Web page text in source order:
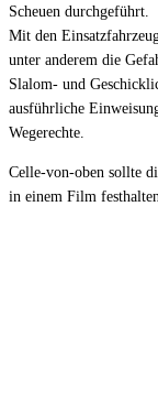
Scheuen durchgeführt.
Mit den
unter anderem die
Slalom- und
ausführliche
Wegerechte.
Celle-von-oben sollte
in einem Film festhalten.